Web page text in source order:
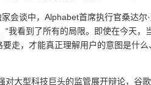
会谈中，Alphabet首席执行官桑达
“我看到了所有的局限。即使在今天
要走，才能真正理解用户的意图是什
对大型科技巨头的监管展开辩论，谷